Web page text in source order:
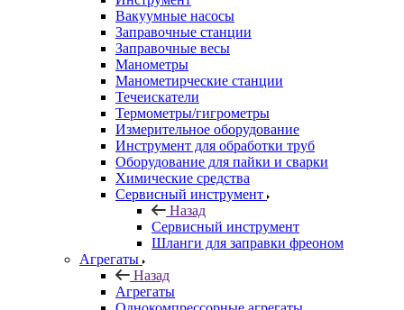
Вакуумные насосы
Заправочные станции
Заправочные весы
Манометры
Манометирческие станции
Течеискатели
Термометры/гигрометры
Измерительное оборудование
Инструмент для обработки труб
Оборудование для пайки и сварки
Химические средства
Сервисный инструмент
Назад
Сервисный инструмент
Шланги для заправки фреоном
Агрегаты
Назад
Агрегаты